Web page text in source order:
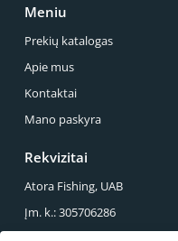
Meniu
Prekių katalogas
Apie mus
Kontaktai
Mano paskyra
Rekvizitai
Atora Fishing, UAB
Įm. k.: 305706286